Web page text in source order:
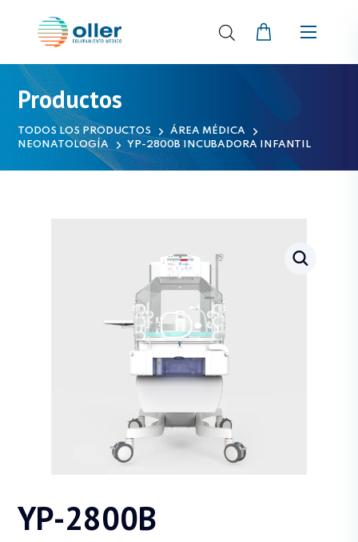
Productos
TODOS LOS PRODUCTOS
ÁREA MÉDICA
NEONATOLOGÍA
YP-2800B INCUBADORA INFANTIL
YP-2800B